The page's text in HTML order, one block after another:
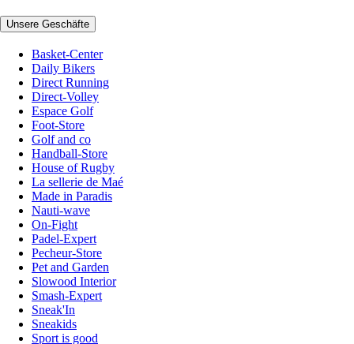
Unsere Geschäfte
Basket-Center
Daily Bikers
Direct Running
Direct-Volley
Espace Golf
Foot-Store
Golf and co
Handball-Store
House of Rugby
La sellerie de Maé
Made in Paradis
Nauti-wave
On-Fight
Padel-Expert
Pecheur-Store
Pet and Garden
Slowood Interior
Smash-Expert
Sneak'In
Sneakids
Sport is good